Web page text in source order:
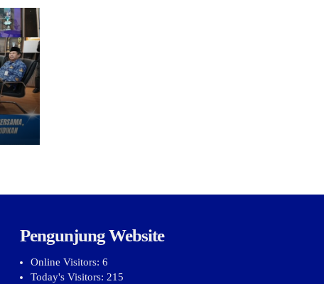
Pengunjung Website
Online Visitors: 6
Today's Visitors: 215